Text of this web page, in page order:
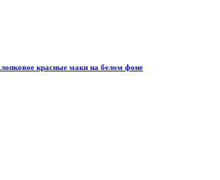
красные маки на белом фоне